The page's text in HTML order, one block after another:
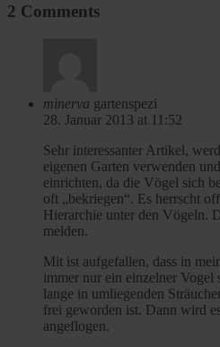
2 Comments
minerva gartenspezi
28. Januar 2013 at 11:52
Sehr interessanter Artikel,
eigenen Garten verwenden
einrichten, da die Vögel sich
oft „bekriegen“. Es herrscht
Hierarchie unter den Vögeln.
melden.
Mit ist aufgefallen, dass in
immer nur ein einzelner Vogel
lange in umliegenden
frei geworden ist. Dann wird
angeflogen.